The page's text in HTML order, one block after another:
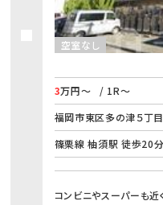
空室なし
3万円～
/ 1R～
福岡市東区多の津５丁
篠栗線 柚須駅 徒歩20分
コンビニやスーパーも